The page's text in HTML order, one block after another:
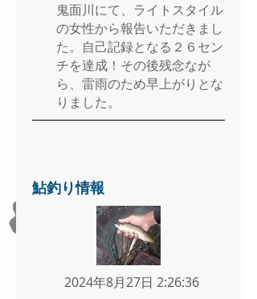
鬼面川にて、ライトスタイル
の女性から報告いただきまし
た。自己記録となる２６セン
チを達成！その後残念なが
ら、雷雨のため早上がりとな
りました。
鮎釣り情報
2024年8月27日 2:26:36